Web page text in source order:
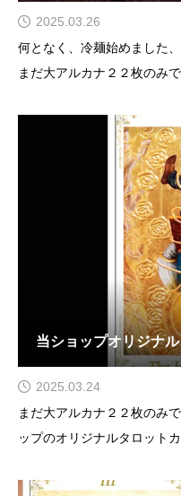
2025.03.26
何となく、冷麺始めました
まだ大アルカナ２２枚のみ
めてみました。https://
当ショップオリジナ
2025.03.24
まだ大アルカナ２２枚のみ
ップのオリジナルタロット
す。ただ、今回は大アルカ